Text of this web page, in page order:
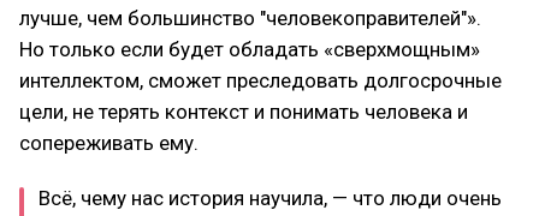
лучше, чем большинство "человекоправителей"».
Но только если будет обладать «сверхмощным»
интеллектом, сможет преследовать долгосрочные
цели, не терять контекст и понимать человека и
сопереживать ему.
Всё, чему нас история научила, — что люди очень